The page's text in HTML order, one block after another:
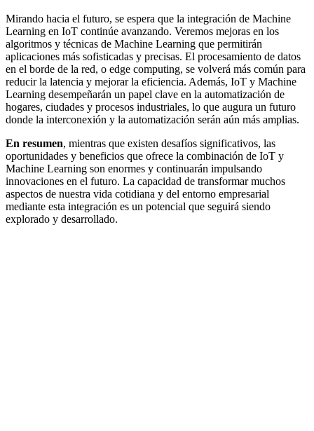
Mirando hacia el futuro, se espera que la integración de Machine
Learning en IoT continúe avanzando. Veremos mejoras en los
algoritmos y técnicas de Machine Learning que permitirán
aplicaciones más sofisticadas y precisas. El procesamiento de datos
en el borde de la red, o edge computing, se volverá más común para
reducir la latencia y mejorar la eficiencia. Además, IoT y Machine
Learning desempeñarán un papel clave en la automatización de
hogares, ciudades y procesos industriales, lo que augura un futuro
donde la interconexión y la automatización serán aún más amplias.
En resumen, mientras que existen desafíos significativos, las
oportunidades y beneficios que ofrece la combinación de IoT y
Machine Learning son enormes y continuarán impulsando
innovaciones en el futuro. La capacidad de transformar muchos
aspectos de nuestra vida cotidiana y del entorno empresarial
mediante esta integración es un potencial que seguirá siendo
explorado y desarrollado.